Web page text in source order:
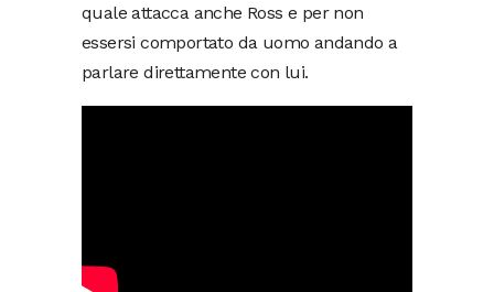
quale attacca anche Ross e per non
essersi comportato da uomo andando a
parlare direttamente con lui.